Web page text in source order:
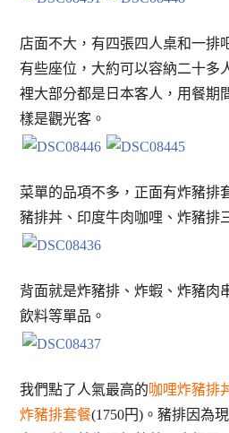
店面不大，有四張四人桌和一排
有些座位，大約可以容納二十多
裡大部分都是日本客人，用餐期
樣是觀光客。
菜單的品項不多，正面有炸豬排
豬排丼、印度牛肉咖哩、炸豬排
背面就是炸豬排、炸蝦、炸豬肉
飲料等單品。
我們點了人氣最高的咖哩炸豬排
炸豬排套餐(1750円)。豬排因為